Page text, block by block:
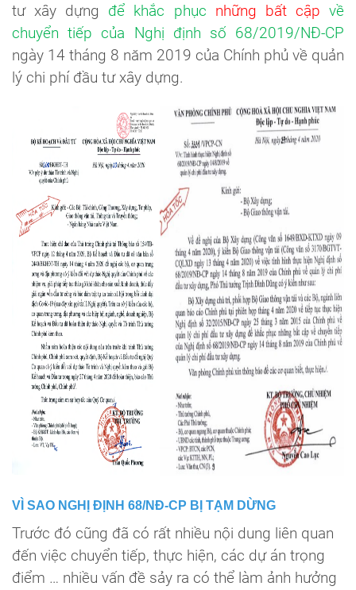
tư xây dựng để khắc phục những bất cậpvề
chuyển tiếp của Nghị định số 68/2019/NĐ-CP
ngày 14 tháng 8 năm 2019 của Chính phủ về quản
lý chi phí đầu tư xây dựng.
VÌ SAO NGHỊ ĐỊNH 68/NĐ-CP BỊ TẠM DỪNG
Trước đó cũng đã có rất nhiều nội dung liên quan
đến việc chuyển tiếp, thực hiện, các dự án trọng
điểm … nhiều vấn đề sảy ra có thể làm ảnh hưởng